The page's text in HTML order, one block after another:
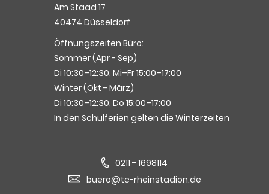
Am Staad 17
40474 Düsseldorf
Öffnungszeiten Büro:
Sommer (Apr - Sep)
Di 10:30–12:30, Mi–Fr 15:00–17:00
Winter (Okt - März)
Di 10:30–12:30, Do 15:00–17:00
In den Schulferien gelten die Winterzeiten
0211 - 1698114
buero@tc-rheinstadion.de